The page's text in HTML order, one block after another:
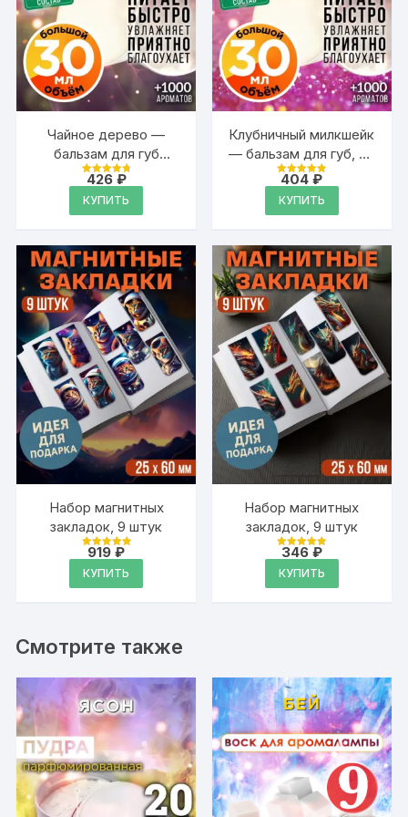
Чайное дерево —
бальзам для губ
Аурасо, 30 мл
Оценка
из 5
426 ₽
КУПИТЬ
Клубничный милкшейк
— бальзам для губ, 30
мл
Оценка
из 5
404₽
КУПИТЬ
Набор магнитных
закладок, 9 штук
Оценка
из 5
919₽
КУПИТЬ
Набор магнитных
закладок, 9 штук
Оценка
из 5
346 ₽
КУПИТЬ
Смотрите также